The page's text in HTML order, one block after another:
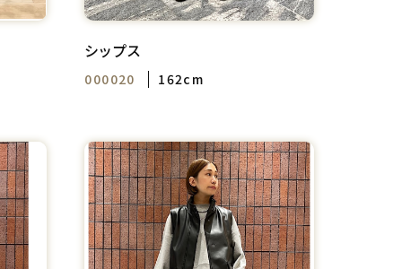
シップス
000020 162cm